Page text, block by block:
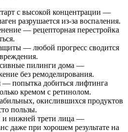
с высокой концентрации —
разрушается из‑за воспаления.
— рецепторная перестройка
— любой прогресс сводится
пилинги дома —
без ремоделирования.
попытка добиться лифтинга
кремом с ретинолом.
окислившихся продуктов
пользы.
и нижней трети лица —
даже при хорошем результате на